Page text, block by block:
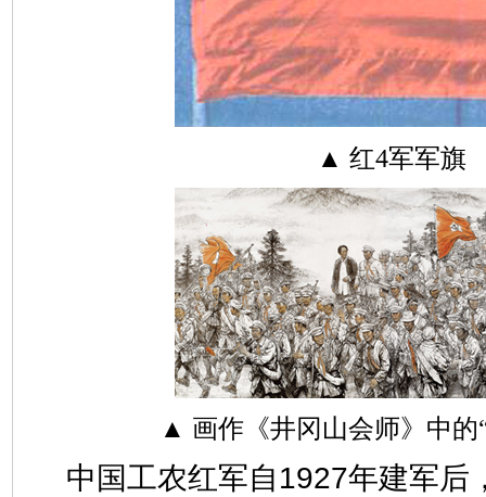
▲ 红4军军旗
▲ 画作《井冈山会师》中的
中国工农红军自1927年建军后